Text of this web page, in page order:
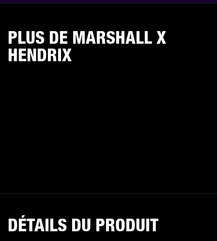
PLUS DE MARSHALL X
HENDRIX
DÉTAILS DU PRODUIT